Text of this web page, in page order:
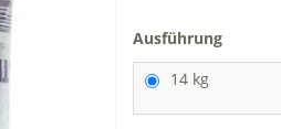
Ausführung
14 kg